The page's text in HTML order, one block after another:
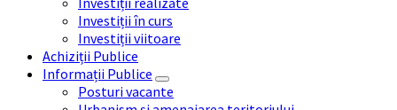
Investiții în curs
Investiții viitoare
Achiziții Publice
Informații Publice
Posturi vacante